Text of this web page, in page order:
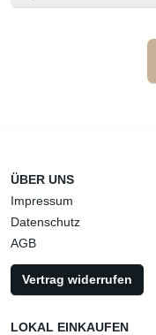
ÜBER UNS
Impressum
Datenschutz
AGB
Vertrag widerrufen
LOKAL EINKAUFEN